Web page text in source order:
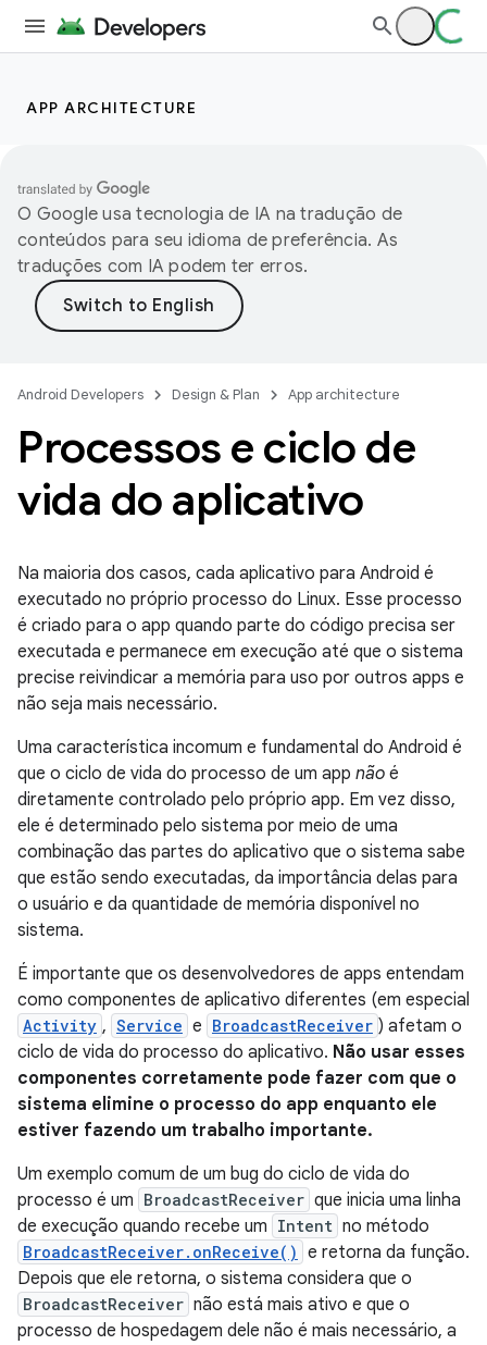
APP ARCHITECTURE
O Google usa tecnologia de IA na tradução de
conteúdos para seu idioma de preferência. As
traduções com IA podem ter erros.
Android Developers Design & Plan App architecture
Processos e ciclo de
vida do aplicativo
Na maioria dos casos, cada aplicativo para Android é
executado no próprio processo do Linux. Esse processo
é criado para o app quando parte do código precisa ser
executada e permanece em execução até que o sistema
precise reivindicar a memória para uso por outros apps e
não seja mais necessário.
Uma característica incomum e fundamental do Android é
que o ciclo de vida do processo de um app não é
diretamente controlado pelo próprio app. Em vez disso,
ele é determinado pelo sistema por meio de uma
combinação das partes do aplicativo que o sistema sabe
que estão sendo executadas, da importância delas para
o usuário e da quantidade de memória disponível no
sistema.
É importante que os desenvolvedores de apps entendam
como componentes de aplicativo diferentes (em especial
Activity , Service e BroadcastReceiver ) afetam o
ciclo de vida do processo do aplicativo. Não usar esses
componentes corretamente pode fazer com que o
sistema elimine o processo do app enquanto ele
estiver fazendo um trabalho importante.
Um exemplo comum de um bug do ciclo de vida do
processo é um BroadcastReceiver que inicia uma linha
de execução quando recebe um Intent no método
BroadcastReceiver.onReceive() e retorna da função.
Depois que ele retorna, o sistema considera que o
BroadcastReceiver não está mais ativo e que o
processo de hospedagem dele não é mais necessário, a